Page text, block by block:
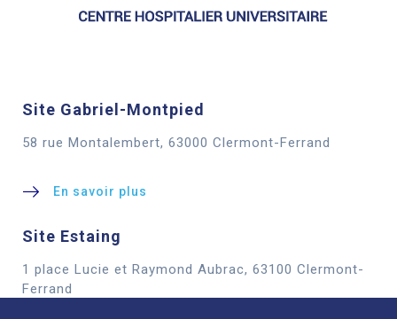
Site Gabriel-Montpied
58 rue Montalembert, 63000 Clermont-Ferrand
En savoir plus
Site Estaing
1 place Lucie et Raymond Aubrac, 63100 Clermont-
Ferrand